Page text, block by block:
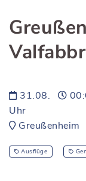
31.08.
Uhr
Greußenheim
Ausflüge